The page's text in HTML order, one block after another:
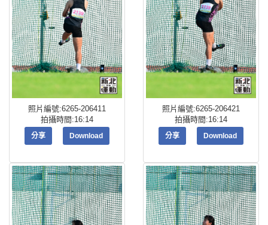
照片編號:6265-206411
拍攝時間:16:14
分享 Download
照片編號:6265-206421
拍攝時間:16:14
分享 Download